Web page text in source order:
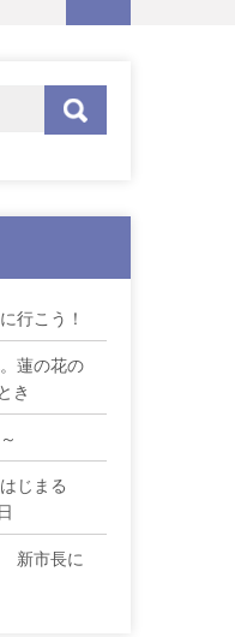
行こう！
蓮の花の
き
はじまる
新市長に